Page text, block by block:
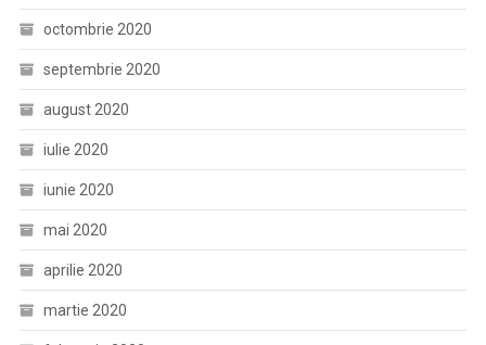
octombrie 2020
septembrie 2020
august 2020
iulie 2020
iunie 2020
mai 2020
aprilie 2020
martie 2020